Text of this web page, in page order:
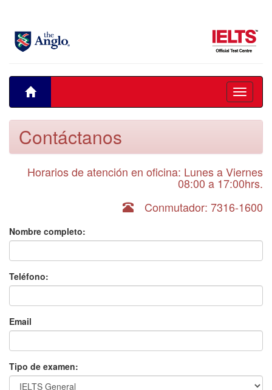
Toggle
Contáctanos
Horarios de atención en oficina: Lunes a Viernes
08:00 a 17:00hrs.
Conmutador: 7316-1600
Nombre completo:
Teléfono:
Email
Tipo de examen: